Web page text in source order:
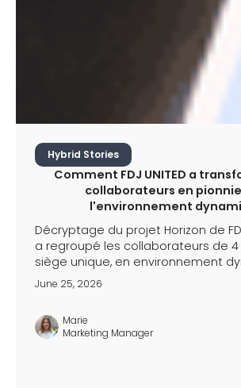
Hybrid Stories
Comment FDJ UNITED a
collaborateurs en
l'environnement
Décryptage du projet Horizon de
a regroupé les collaborateurs de
siège unique, en environnement
June 25, 2026
Marie
Marketing Manager